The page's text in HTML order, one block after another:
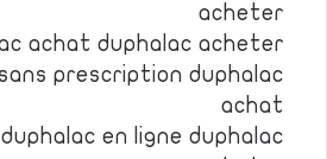
acheter
achat duphalac acheter
prescription duphalac
achat
en ligne duphalac